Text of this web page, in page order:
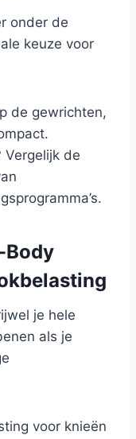
onder de
keuze voor
de gewrichten,
Vergelijk de
Body
je hele
als je
voor knieën